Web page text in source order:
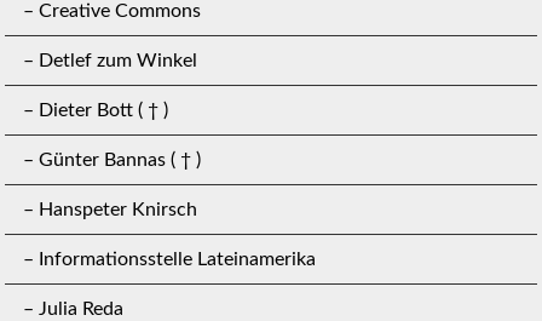
– Creative Commons
– Detlef zum Winkel
– Dieter Bott ( † )
– Günter Bannas ( † )
– Hanspeter Knirsch
– Informationsstelle Lateinamerika
– Julia Reda